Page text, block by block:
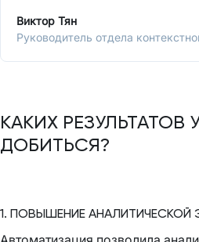
Виктор Тян
Руководитель отдела
КАКИХ РЕЗУЛЬТАТОВ
ДОБИТЬСЯ?
1. ПОВЫШЕНИЕ